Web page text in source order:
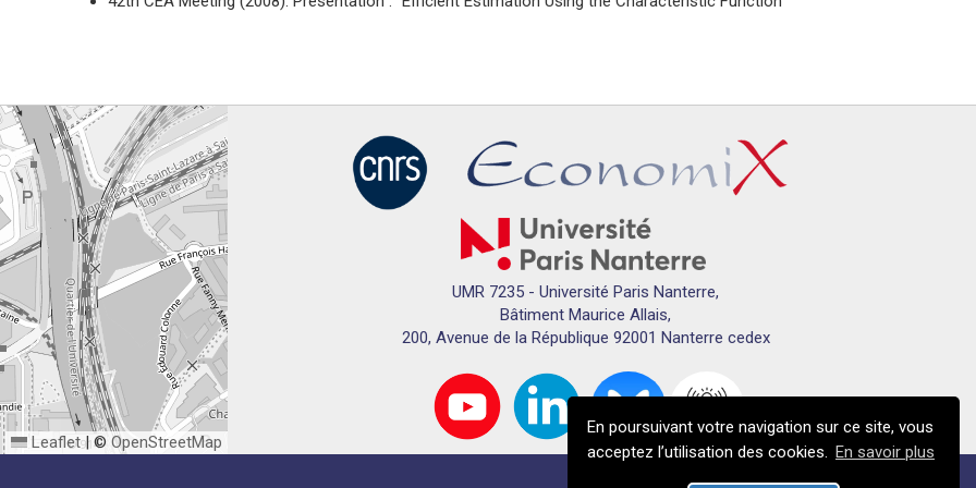
En poursuivant votre navigation sur ce site, vous
acceptez l’utilisation des cookies. En savoir plus
Leaflet |© OpenStreetMap
UMR 7235 - Université Paris Nanterre,
Bâtiment Maurice Allais,
200, Avenue de la République 92001 Nanterre cedex